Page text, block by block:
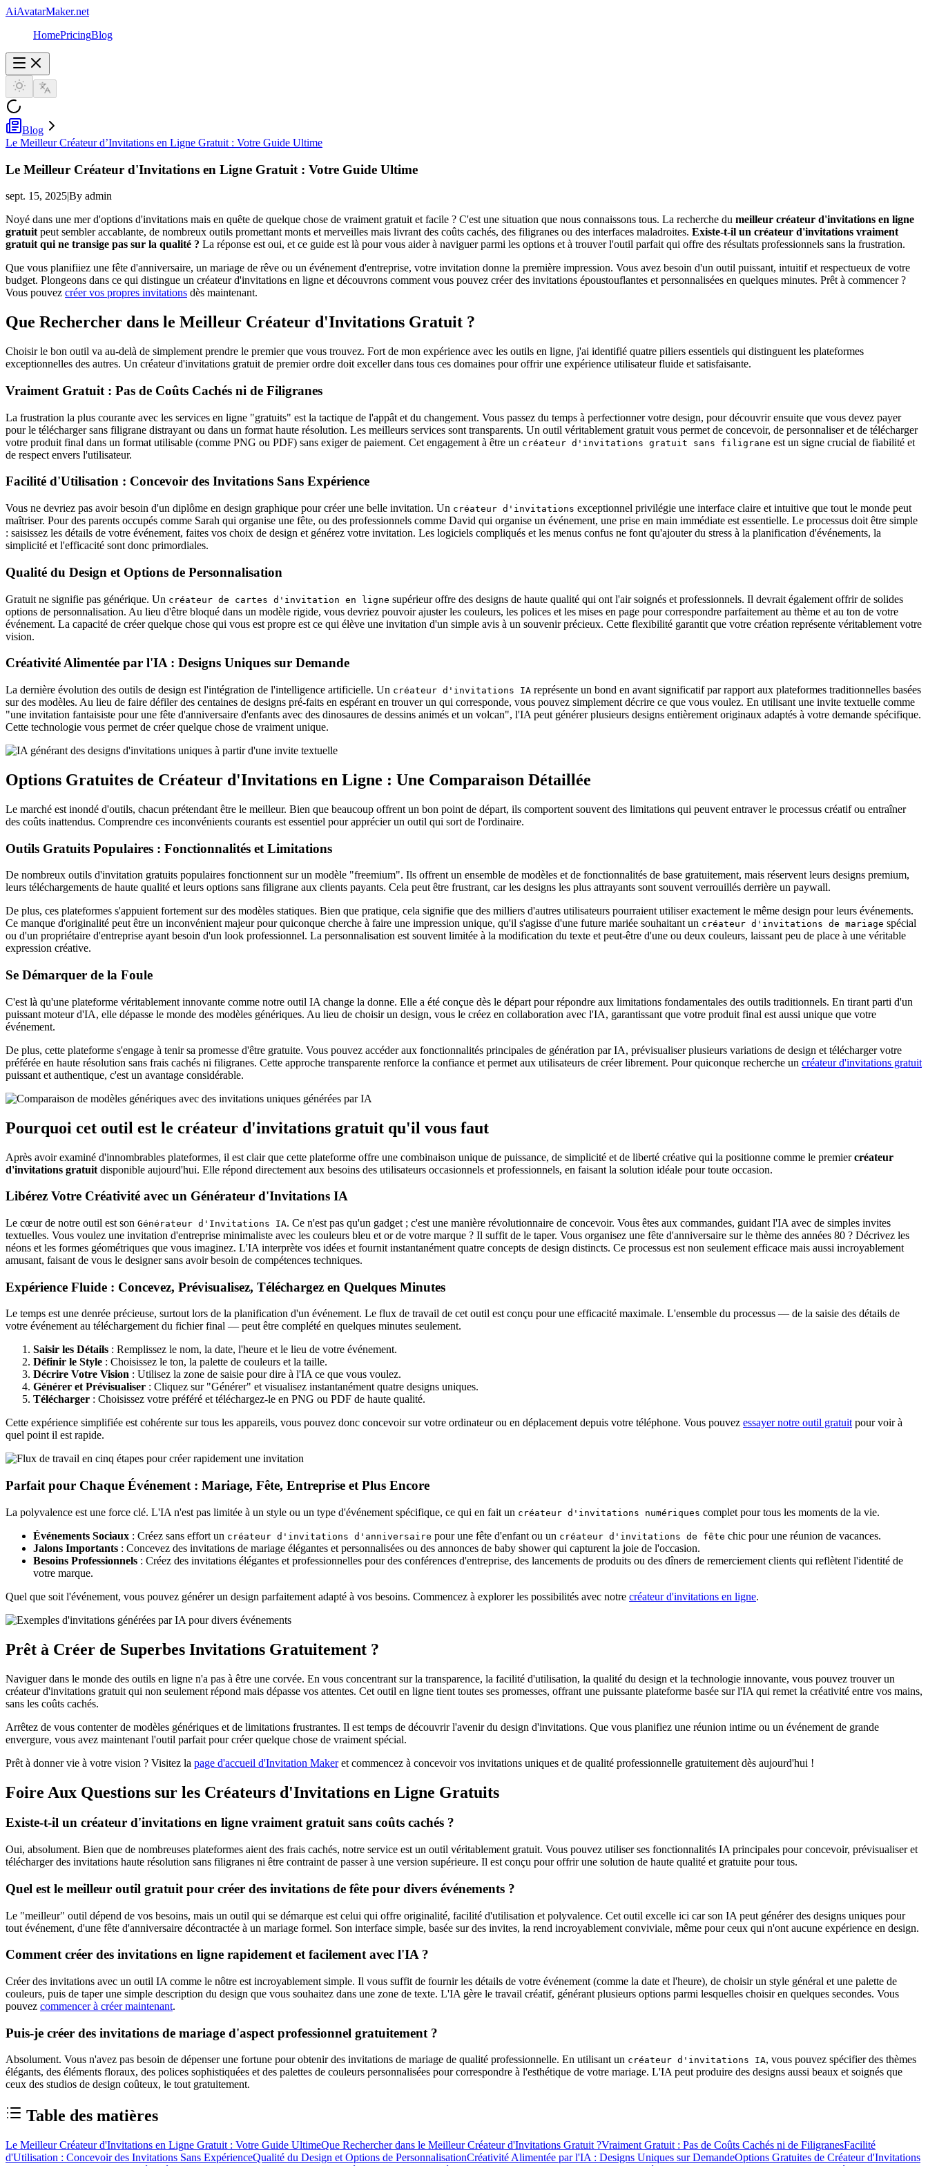
AiAvatarMaker.net
HomePricingBlog
Blog
Le Meilleur Créateur d’Invitations en Ligne Gratuit : Votre Guide Ultime
Le Meilleur Créateur d'Invitations en Ligne Gratuit : Votre Guide Ultime
sept. 15, 2025|By admin
Noyé dans une mer d'options d'invitations mais en quête de quelque chose de vraiment gratuit et facile ? C'est une situation que nous connaissons tous. La recherche du meilleur créateur d'invitations en ligne
gratuitpeut sembler accablante, de nombreux outils promettant monts et merveilles mais livrant des coûts cachés, des filigranes ou des interfaces maladroites. Existe-t-il un créateur d'invitations vraiment
gratuit qui ne transige pas sur la qualité ? La réponse est oui, et ce guide est là pour vous aider à naviguer parmi les options et à trouver l'outil parfait qui offre des résultats professionnels sans la frustration.
Que vous planifiiez une fête d'anniversaire, un mariage de rêve ou un événement d'entreprise, votre invitation donne la première impression. Vous avez besoin d'un outil puissant, intuitif et respectueux de votre
budget. Plongeons dans ce qui distingue un créateur d'invitations en ligne et découvrons comment vous pouvez créer des invitations époustouflantes et personnalisées en quelques minutes. Prêt à commencer ?
Vous pouvez créer vos propres invitations dès maintenant.
Que Rechercher dans le Meilleur Créateur d'Invitations Gratuit ?
Choisir le bon outil va au-delà de simplement prendre le premier que vous trouvez. Fort de mon expérience avec les outils en ligne, j'ai identifié quatre piliers essentiels qui distinguent les plateformes
exceptionnelles des autres. Un créateur d'invitations gratuit de premier ordre doit exceller dans tous ces domaines pour offrir une expérience utilisateur fluide et satisfaisante.
Vraiment Gratuit : Pas de Coûts Cachés ni de Filigranes
La frustration la plus courante avec les services en ligne "gratuits" est la tactique de l'appât et du changement. Vous passez du temps à perfectionner votre design, pour découvrir ensuite que vous devez payer
pour le télécharger sans filigrane distrayant ou dans un format haute résolution. Les meilleurs services sont transparents. Un outil véritablement gratuit vous permet de concevoir, de personnaliser et de télécharger
votre produit final dans un format utilisable (comme PNG ou PDF) sans exiger de paiement. Cet engagement à être un créateur d'invitations gratuit sans filigrane est un signe crucial de fiabilité et
de respect envers l'utilisateur.
Facilité d'Utilisation : Concevoir des Invitations Sans Expérience
Vous ne devriez pas avoir besoin d'un diplôme en design graphique pour créer une belle invitation. Un créateur d'invitations exceptionnel privilégie une interface claire et intuitive que tout le monde peut
maîtriser. Pour des parents occupés comme Sarah qui organise une fête, ou des professionnels comme David qui organise un événement, une prise en main immédiate est essentielle. Le processus doit être simple
: saisissez les détails de votre événement, faites vos choix de design et générez votre invitation. Les logiciels compliqués et les menus confus ne font qu'ajouter du stress à la planification d'événements, la
simplicité et l'efficacité sont donc primordiales.
Qualité du Design et Options de Personnalisation
Gratuit ne signifie pas générique. Un créateur de cartes d'invitation en ligne supérieur offre des designs de haute qualité qui ont l'air soignés et professionnels. Il devrait également offrir de solides
options de personnalisation. Au lieu d'être bloqué dans un modèle rigide, vous devriez pouvoir ajuster les couleurs, les polices et les mises en page pour correspondre parfaitement au thème et au ton de votre
événement. La capacité de créer quelque chose qui vous est propre est ce qui élève une invitation d'un simple avis à un souvenir précieux. Cette flexibilité garantit que votre création représente véritablement votre
vision.
Créativité Alimentée par l'IA : Designs Uniques sur Demande
La dernière évolution des outils de design est l'intégration de l'intelligence artificielle. Un créateur d'invitations IA représente un bond en avant significatif par rapport aux plateformes traditionnelles basées
sur des modèles. Au lieu de faire défiler des centaines de designs pré-faits en espérant en trouver un qui corresponde, vous pouvez simplement décrire ce que vous voulez. En utilisant une invite textuelle comme
"une invitation fantaisiste pour une fête d'anniversaire d'enfants avec des dinosaures de dessins animés et un volcan", l'IA peut générer plusieurs designs entièrement originaux adaptés à votre demande spécifique.
Cette technologie vous permet de créer quelque chose de vraiment unique.
Options Gratuites de Créateur d'Invitations en Ligne : Une Comparaison Détaillée
Le marché est inondé d'outils, chacun prétendant être le meilleur. Bien que beaucoup offrent un bon point de départ, ils comportent souvent des limitations qui peuvent entraver le processus créatif ou entraîner
des coûts inattendus. Comprendre ces inconvénients courants est essentiel pour apprécier un outil qui sort de l'ordinaire.
Outils Gratuits Populaires : Fonctionnalités et Limitations
De nombreux outils d'invitation gratuits populaires fonctionnent sur un modèle "freemium". Ils offrent un ensemble de modèles et de fonctionnalités de base gratuitement, mais réservent leurs designs premium,
leurs téléchargements de haute qualité et leurs options sans filigrane aux clients payants. Cela peut être frustrant, car les designs les plus attrayants sont souvent verrouillés derrière un paywall.
De plus, ces plateformes s'appuient fortement sur des modèles statiques. Bien que pratique, cela signifie que des milliers d'autres utilisateurs pourraient utiliser exactement le même design pour leurs événements.
Ce manque d'originalité peut être un inconvénient majeur pour quiconque cherche à faire une impression unique, qu'il s'agisse d'une future mariée souhaitant un créateur d'invitations de mariage spécial
ou d'un propriétaire d'entreprise ayant besoin d'un look professionnel. La personnalisation est souvent limitée à la modification du texte et peut-être d'une ou deux couleurs, laissant peu de place à une véritable
expression créative.
Se Démarquer de la Foule
C'est là qu'une plateforme véritablement innovante comme notre outil IA change la donne. Elle a été conçue dès le départ pour répondre aux limitations fondamentales des outils traditionnels. En tirant parti d'un
puissant moteur d'IA, elle dépasse le monde des modèles génériques. Au lieu de choisir un design, vous le créez en collaboration avec l'IA, garantissant que votre produit final est aussi unique que votre
événement.
De plus, cette plateforme s'engage à tenir sa promesse d'être gratuite. Vous pouvez accéder aux fonctionnalités principales de génération par IA, prévisualiser plusieurs variations de design et télécharger votre
préférée en haute résolution sans frais cachés ni filigranes. Cette approche transparente renforce la confiance et permet aux utilisateurs de créer librement. Pour quiconque recherche un créateur d'invitations gratuit
puissant et authentique, c'est un avantage considérable.
Pourquoi cet outil est le créateur d'invitations gratuit qu'il vous faut
Après avoir examiné d'innombrables plateformes, il est clair que cette plateforme offre une combinaison unique de puissance, de simplicité et de liberté créative qui la positionne comme le premiercréateur
d'invitations gratuit disponible aujourd'hui. Elle répond directement aux besoins des utilisateurs occasionnels et professionnels, en faisant la solution idéale pour toute occasion.
Libérez Votre Créativité avec un Générateur d'Invitations IA
Le cœur de notre outil est son Générateur d'Invitations IA. Ce n'est pas qu'un gadget ; c'est une manière révolutionnaire de concevoir. Vous êtes aux commandes, guidant l'IA avec de simples invites
textuelles. Vous voulez une invitation d'entreprise minimaliste avec les couleurs bleu et or de votre marque ? Il suffit de le taper. Vous organisez une fête d'anniversaire sur le thème des années 80 ? Décrivez les
néons et les formes géométriques que vous imaginez. L'IA interprète vos idées et fournit instantanément quatre concepts de design distincts. Ce processus est non seulement efficace mais aussi incroyablement
amusant, faisant de vous le designer sans avoir besoin de compétences techniques.
Expérience Fluide : Concevez, Prévisualisez, Téléchargez en Quelques Minutes
Le temps est une denrée précieuse, surtout lors de la planification d'un événement. Le flux de travail de cet outil est conçu pour une efficacité maximale. L'ensemble du processus — de la saisie des détails de
votre événement au téléchargement du fichier final — peut être complété en quelques minutes seulement.
Saisir les Détails : Remplissez le nom, la date, l'heure et le lieu de votre événement.
Définir le Style : Choisissez le ton, la palette de couleurs et la taille.
Décrire Votre Vision : Utilisez la zone de saisie pour dire à l'IA ce que vous voulez.
Générer et Prévisualiser : Cliquez sur "Générer" et visualisez instantanément quatre designs uniques.
Télécharger : Choisissez votre préféré et téléchargez-le en PNG ou PDF de haute qualité.
Cette expérience simplifiée est cohérente sur tous les appareils, vous pouvez donc concevoir sur votre ordinateur ou en déplacement depuis votre téléphone. Vous pouvez essayer notre outil gratuit pour voir à
quel point il est rapide.
Parfait pour Chaque Événement : Mariage, Fête, Entreprise et Plus Encore
La polyvalence est une force clé. L'IA n'est pas limitée à un style ou un type d'événement spécifique, ce qui en fait un créateur d'invitations numériques complet pour tous les moments de la vie.
Événements Sociaux : Créez sans effort un créateur d'invitations d'anniversaire pour une fête d'enfant ou un créateur d'invitations de fête chic pour une réunion de vacances.
Jalons Importants : Concevez des invitations de mariage élégantes et personnalisées ou des annonces de baby shower qui capturent la joie de l'occasion.
Besoins Professionnels : Créez des invitations élégantes et professionnelles pour des conférences d'entreprise, des lancements de produits ou des dîners de remerciement clients qui reflètent l'identité de
votre marque.
Quel que soit l'événement, vous pouvez générer un design parfaitement adapté à vos besoins. Commencez à explorer les possibilités avec notre créateur d'invitations en ligne.
Prêt à Créer de Superbes Invitations Gratuitement ?
Naviguer dans le monde des outils en ligne n'a pas à être une corvée. En vous concentrant sur la transparence, la facilité d'utilisation, la qualité du design et la technologie innovante, vous pouvez trouver un
créateur d'invitations gratuit qui non seulement répond mais dépasse vos attentes. Cet outil en ligne tient toutes ses promesses, offrant une puissante plateforme basée sur l'IA qui remet la créativité entre vos mains,
sans les coûts cachés.
Arrêtez de vous contenter de modèles génériques et de limitations frustrantes. Il est temps de découvrir l'avenir du design d'invitations. Que vous planifiez une réunion intime ou un événement de grande
envergure, vous avez maintenant l'outil parfait pour créer quelque chose de vraiment spécial.
Prêt à donner vie à votre vision ? Visitez la page d'accueil d'Invitation Makeret commencez à concevoir vos invitations uniques et de qualité professionnelle gratuitement dès aujourd'hui !
Foire Aux Questions sur les Créateurs d'Invitations en Ligne Gratuits
Existe-t-il un créateur d'invitations en ligne vraiment gratuit sans coûts cachés ?
Oui, absolument. Bien que de nombreuses plateformes aient des frais cachés, notre service est un outil véritablement gratuit. Vous pouvez utiliser ses fonctionnalités IA principales pour concevoir, prévisualiser et
télécharger des invitations haute résolution sans filigranes ni être contraint de passer à une version supérieure. Il est conçu pour offrir une solution de haute qualité et gratuite pour tous.
Quel est le meilleur outil gratuit pour créer des invitations de fête pour divers événements ?
Le "meilleur" outil dépend de vos besoins, mais un outil qui se démarque est celui qui offre originalité, facilité d'utilisation et polyvalence. Cet outil excelle ici car son IA peut générer des designs uniques pour
tout événement, d'une fête d'anniversaire décontractée à un mariage formel. Son interface simple, basée sur des invites, la rend incroyablement conviviale, même pour ceux qui n'ont aucune expérience en design.
Comment créer des invitations en ligne rapidement et facilement avec l'IA ?
Créer des invitations avec un outil IA comme le nôtre est incroyablement simple. Il vous suffit de fournir les détails de votre événement (comme la date et l'heure), de choisir un style général et une palette de
couleurs, puis de taper une simple description du design que vous souhaitez dans une zone de texte. L'IA gère le travail créatif, générant plusieurs options parmi lesquelles choisir en quelques secondes. Vous
pouvez commencer à créer maintenant.
Puis-je créer des invitations de mariage d'aspect professionnel gratuitement ?
Absolument. Vous n'avez pas besoin de dépenser une fortune pour obtenir des invitations de mariage de qualité professionnelle. En utilisant un créateur d'invitations IA, vous pouvez spécifier des thèmes
élégants, des éléments floraux, des polices sophistiquées et des palettes de couleurs personnalisées pour correspondre à l'esthétique de votre mariage. L'IA peut produire des designs aussi beaux et soignés que
ceux des studios de design coûteux, le tout gratuitement.
Table des matières
Le Meilleur Créateur d'Invitations en Ligne Gratuit : Votre Guide UltimeQue Rechercher dans le Meilleur Créateur d'Invitations Gratuit ?Vraiment Gratuit : Pas de Coûts Cachés ni de FiligranesFacilité
d'Utilisation : Concevoir des Invitations Sans ExpérienceQualité du Design et Options de PersonnalisationCréativité Alimentée par l'IA : Designs Uniques sur DemandeOptions Gratuites de Créateur d'Invitations